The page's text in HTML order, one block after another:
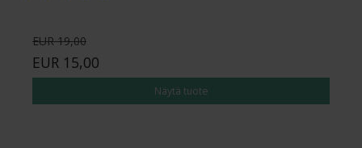
EUR 19,00
EUR 15,00
Näytä tuote